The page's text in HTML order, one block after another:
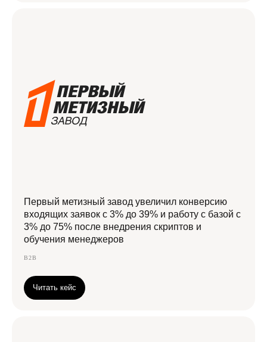
Первый метизный завод увеличил конверсию
входящих заявок с 3% до 39% и работу с базой с
3% до 75% после внедрения скриптов и
обучения менеджеров
B2B
Читать кейс
Хочешь таких же классных результатов?
Оставляй заявку на аудит
Давайте мы
подскажем,
как решить вашу
CВЯЗАТЬСЯ С НАМИ
Перезвоним и проведём бесплатную консультацию,